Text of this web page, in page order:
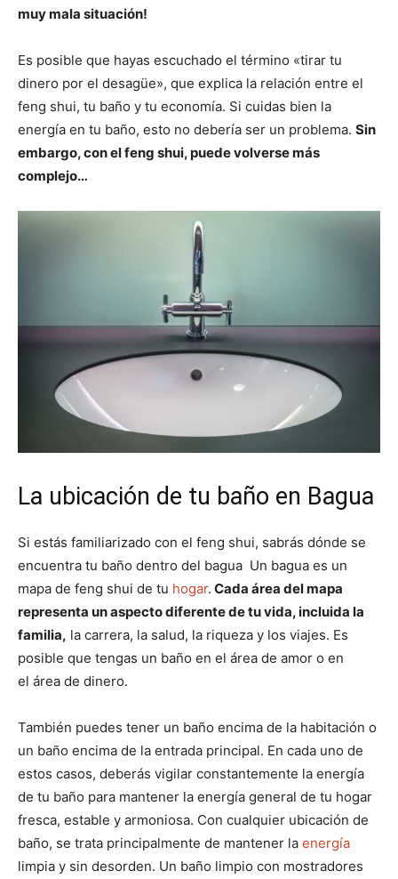
muy mala situación!
Es posible que hayas escuchado el término «tirar tu
dinero por el desagüe», que explica la relación entre el
feng shui, tu baño y tu economía. Si cuidas bien la
energía en tu baño, esto no debería ser un problema. Sin
embargo, con el feng shui, puede volverse más
complejo…
La ubicación de tu baño en Bagua
Si estás familiarizado con el feng shui, sabrás dónde se
encuentra tu baño dentro del bagua Un bagua es un
mapa de feng shui de tu hogar. Cada área del mapa
representa un aspecto diferente de tu vida, incluida la
familia, la carrera, la salud, la riqueza y los viajes. Es
posible que tengas un baño en el área de amor o en
el área de dinero.
También puedes tener un baño encima de la habitación o
un baño encima de la entrada principal. En cada uno de
estos casos, deberás vigilar constantemente la energía
de tu baño para mantener la energía general de tu hogar
fresca, estable y armoniosa. Con cualquier ubicación de
baño, se trata principalmente de mantener la energía
limpia y sin desorden. Un baño limpio con mostradores